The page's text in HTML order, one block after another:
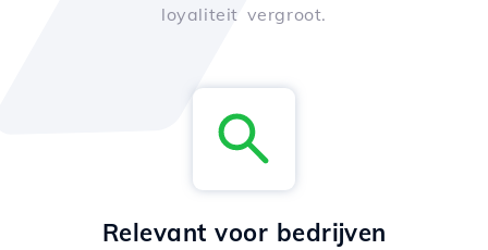
loyaliteit vergroot.
Relevant voor bedrijven